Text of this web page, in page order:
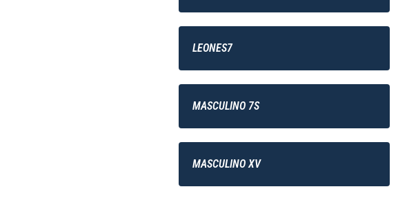
LEONES7
MASCULINO 7S
MASCULINO XV